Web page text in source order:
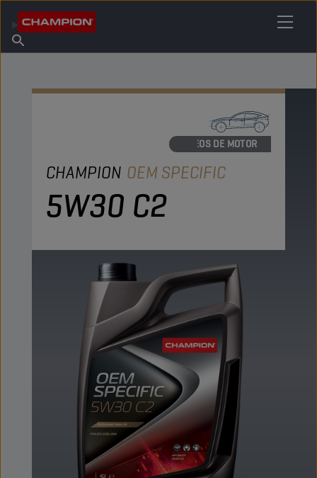
Sobre a Champion
Encontrar ponto de venda
ÓLEOS DE MOTOR
CHAMPION OEM SPECIFIC
5W30 C2